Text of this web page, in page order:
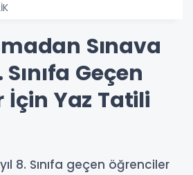
Sınava
Sınıfa Geçen
İçin Yaz Tatili
8. Sınıfa geçen öğrenciler